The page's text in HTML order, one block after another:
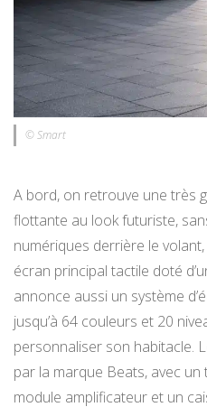
© Smart
A bord, on retrouve une très
flottante au look futuriste,
numériques derrière le
écran principal tactile doté
annonce aussi un système
jusqu’à 64 couleurs et 20
personnaliser son habitacle.
par la marque Beats, avec
module amplificateur et un